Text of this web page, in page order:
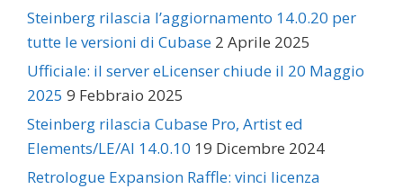
Steinberg rilascia l’aggiornamento 14.0.20 per
tutte le versioni di Cubase 2 Aprile 2025
Ufficiale: il server eLicenser chiude il 20 Maggio
2025 9 Febbraio 2025
Steinberg rilascia Cubase Pro, Artist ed
Elements/LE/AI 14.0.10 19 Dicembre 2024
Retrologue Expansion Raffle: vinci licenza